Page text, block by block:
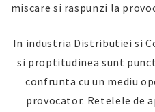
miscare si raspunzi la
In industria Distributiei si
si proptitudinea sunt
confrunta cu un mediu
provocator. Retelele de